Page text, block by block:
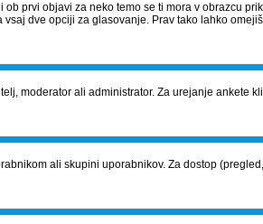
prvi objavi za neko temo se ti mora v obrazcu
vsaj dve opciji za glasovanje. Prav tako lahko
moderator ali administrator. Za urejanje
ali skupini uporabnikov. Za dostop